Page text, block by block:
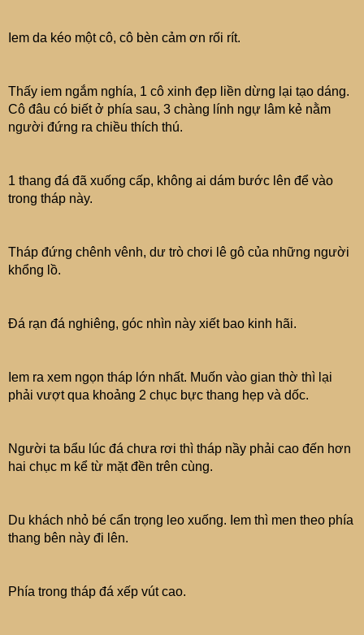
Iem da kéo một cô, cô bèn cảm ơn rối rít.
Thấy iem ngắm nghía, 1 cô xinh đẹp liền dừng lại tạo dáng.
Cô đâu có biết ở phía sau, 3 chàng lính ngự lâm kẻ nằm
người đứng ra chiều thích thú.
1 thang đá đã xuống cấp, không ai dám bước lên để vào
trong tháp này.
Tháp đứng chênh vênh, dư trò chơi lê gô của những người
khổng lồ.
Đá rạn đá nghiêng, góc nhìn này xiết bao kinh hãi.
Iem ra xem ngọn tháp lớn nhất. Muốn vào gian thờ thì lại
phải vượt qua khoảng 2 chục bực thang hẹp và dốc.
Người ta bẩu lúc đá chưa rơi thì tháp nầy phải cao đến hơn
hai chục m kể từ mặt đền trên cùng.
Du khách nhỏ bé cẩn trọng leo xuống. Iem thì men theo phía
thang bên này đi lên.
Phía trong tháp đá xếp vút cao.